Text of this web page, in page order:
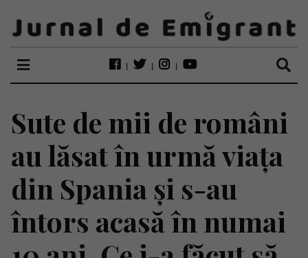
Sute de mii de români
au lăsat în urmă viața
din Spania și s-au
întors acasă în numai